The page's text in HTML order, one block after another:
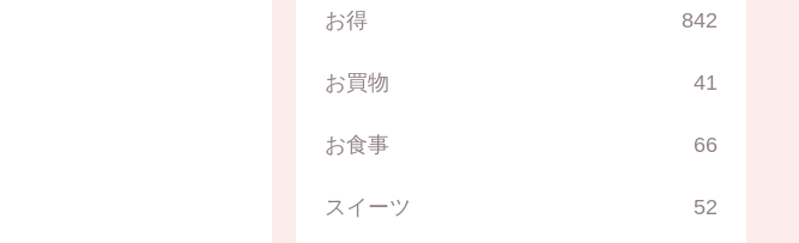
お得 842
お買物 41
お食事 66
スイーツ 52